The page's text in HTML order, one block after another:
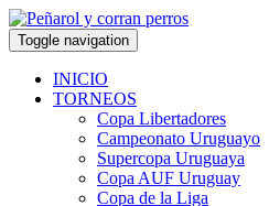
Toggle navigation
INICIO
TORNEOS
Copa Libertadores
Campeonato Uruguayo
Supercopa Uruguaya
Copa AUF Uruguay
Copa de la Liga